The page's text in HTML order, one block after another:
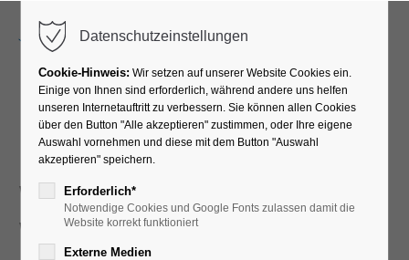
Kurgastbegrüßung -
Neues und
Wissenswertes aus Bad
Westernkotten
Datenschutzeinstellungen
Cookie-Hinweis: Wir setzen auf unserer Website Cookies ein.
Einige von Ihnen sind erforderlich, während andere uns helfen
unseren Internetauftritt zu verbessern. Sie können allen Cookies
über den Button "Alle akzeptieren" zustimmen, oder Ihre eigene
Auswahl vornehmen und diese mit dem Button "Auswahl
akzeptieren" speichern.
Erforderlich*
Notwendige Cookies und Google Fonts zulassen damit die
Website korrekt funktioniert
Externe Medien